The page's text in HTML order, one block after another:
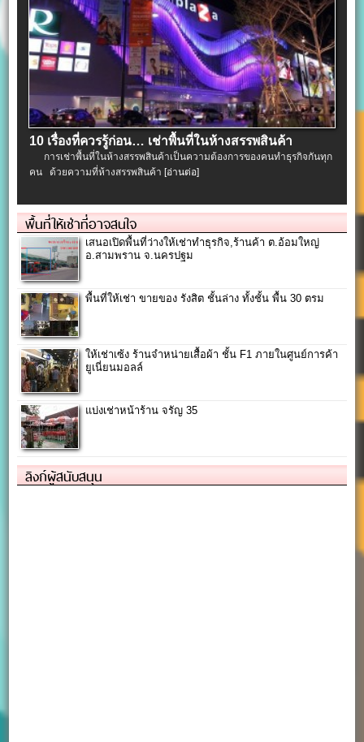
10 เรื่องที่ควรรู้ก่อน… เช่าพื้นที่ในห้างสรรพสินค้า
การเช่าพื้นที่ในห้างสรรพสินค้าเป็นความต้องการของคนทำธุรกิจกันทุก
คน ด้วยความที่ห้างสรรพสินค้า [อ่านต่อ]
พื้นที่ให้เช่าที่อาจสนใจ
เสนอเปิดพื้นที่ว่างให้เช่าทำธุรกิจ,ร้านค้า ต.อ้อมใหญ่
อ.สามพราน จ.นครปฐม
พื้นที่ให้เช่า ขายของ รังสิต ชั้นล่าง ทั้งชั้น พื้น 30 ตรม
ให้เช่าเซ้ง ร้านจำหน่ายเสื้อผ้า ชั้น F1 ภายในศูนย์การค้า
ยูเนี่ยนมอลล์
แบ่งเช่าหน้าร้าน จรัญ 35
ลิงก์ผู้สนับสนุน